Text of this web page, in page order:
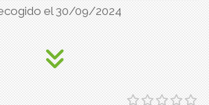
el 30/09/2024